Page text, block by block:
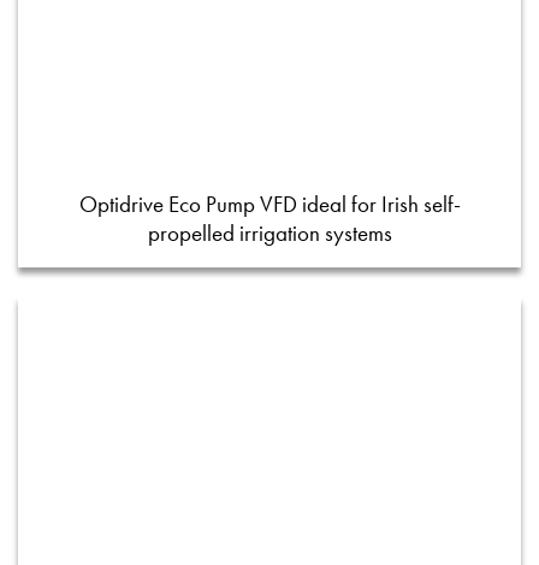
Optidrive Eco Pump VFD ideal for Irish self-
propelled irrigation systems